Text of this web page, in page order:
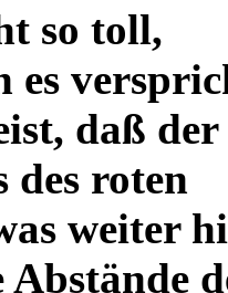
so toll,
es
daß
des roten
weiter